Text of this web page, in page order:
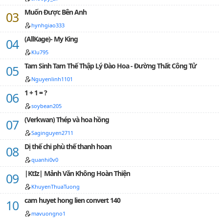
Muốn Được Bên Anh
hynhgiao333
(AllKage)- My King
Klu795
Tam Sinh Tam Thế Thập Lý Đào Hoa - Đường Thất Công Tử
Nguyenlinh1101
1 + 1 = ?
soybean205
(Verkwan) Thép và hoa hồng
Saginguyen2711
Dị thế chi phù thế thanh hoan
quanhi0v0
|KtIz| Mảnh Văn Không Hoàn Thiện
KhuyenThuaTuong
cam huyet hong lien convert 140
mavuongno1